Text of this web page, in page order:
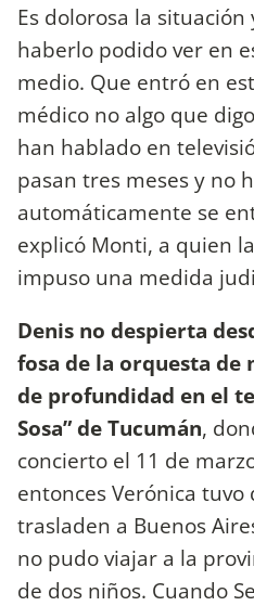
Es dolorosa la
haberlo podido ver en
medio. Que entró en
médico no algo que
han hablado en
pasan tres meses y no
automáticamente se
explicó Monti, a quien
impuso una medida
Denis no despierta
fosa de la orquesta de
de profundidad en el
Sosa” de Tucumán,
concierto el 11 de
entonces Verónica
trasladen a Buenos
no pudo viajar a la
de dos niños. Cuando